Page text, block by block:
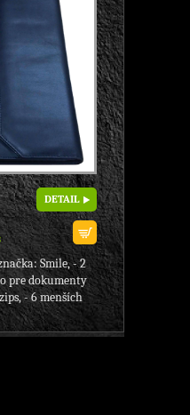
DETAIL
Smile, - 2
pre dokumenty
- 6 menších